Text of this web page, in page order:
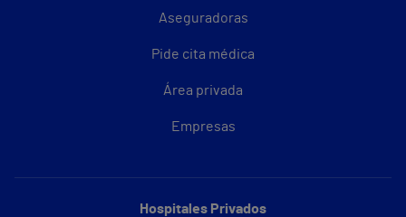
Aseguradoras
Pide cita médica
Área privada
Empresas
Hospitales Privados